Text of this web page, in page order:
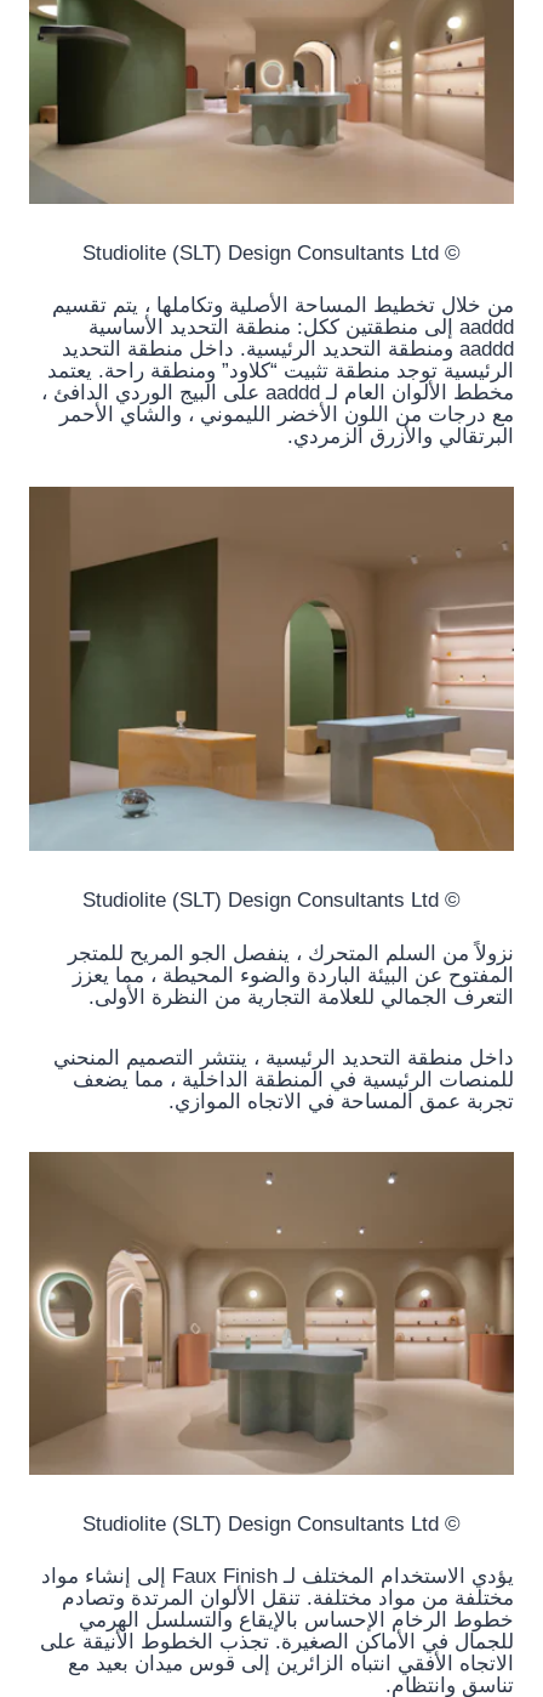
© Studiolite (SLT) Design Consultants Ltd
من خلال تخطيط المساحة الأصلية وتكاملها ، يتم تقسيم
aaddd إلى منطقتين ككل: منطقة التحديد الأساسية
aaddd ومنطقة التحديد الرئيسية. داخل منطقة التحديد
الرئيسية توجد منطقة تثبيت “كلاود” ومنطقة راحة. يعتمد
مخطط الألوان العام لـ aaddd على البيج الوردي الدافئ ،
مع درجات من اللون الأخضر الليموني ، والشاي الأحمر
البرتقالي والأزرق الزمردي.
© Studiolite (SLT) Design Consultants Ltd
نزولاً من السلم المتحرك ، ينفصل الجو المريح للمتجر
المفتوح عن البيئة الباردة والضوء المحيطة ، مما يعزز
التعرف الجمالي للعلامة التجارية من النظرة الأولى.
داخل منطقة التحديد الرئيسية ، ينتشر التصميم المنحني
للمنصات الرئيسية في المنطقة الداخلية ، مما يضعف
تجربة عمق المساحة في الاتجاه الموازي.
© Studiolite (SLT) Design Consultants Ltd
يؤدي الاستخدام المختلف لـ Faux Finish إلى إنشاء مواد
مختلفة من مواد مختلفة. تنقل الألوان المرتدة وتصادم
خطوط الرخام الإحساس بالإيقاع والتسلسل الهرمي
للجمال في الأماكن الصغيرة. تجذب الخطوط الأنيقة على
الاتجاه الأفقي انتباه الزائرين إلى قوس ميدان بعيد مع
تناسق وانتظام.